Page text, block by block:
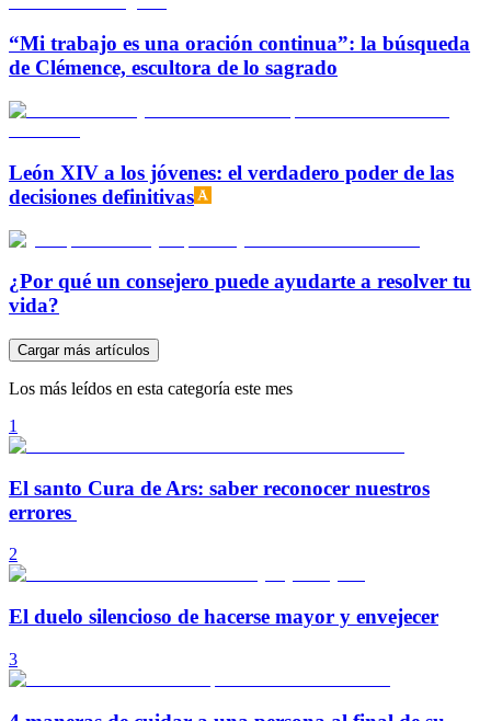
“Mi trabajo es una oración continua”: la búsqueda
de Clémence, escultora de lo sagrado
León XIV a los jóvenes: el verdadero poder de las
decisiones definitivas
¿Por qué un consejero puede ayudarte a resolver tu
vida?
Cargar más artículos
Los más leídos en esta categoría este mes
1
El santo Cura de Ars: saber reconocer nuestros
errores
2
El duelo silencioso de hacerse mayor y envejecer
3